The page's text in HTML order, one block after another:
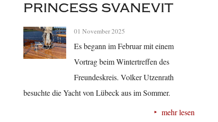
PRINCESS SVANEVIT
01 November 2025
Es begann im Februar mit einem
Vortrag beim Wintertreffen des
Freundeskreis. Volker Utzenrath
besuchte die Yacht von Lübeck aus im Sommer.
mehr lesen